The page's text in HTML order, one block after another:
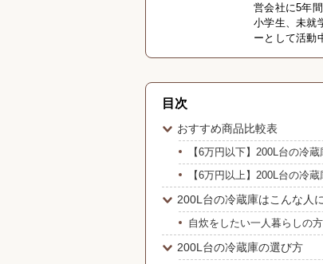
営会社に5年
小学生、未就
ーとして活動
目次
おすすめ商品比較表
【6万円以下】200L台の冷
【6万円以上】200L台の冷
200L台の冷蔵庫はこんな人
自炊をしたい一人暮らしの
200L台の冷蔵庫の選び方